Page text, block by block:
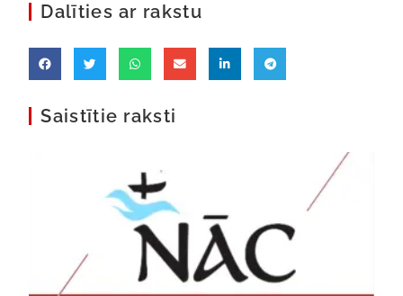
Dalīties ar rakstu
Saistītie raksti